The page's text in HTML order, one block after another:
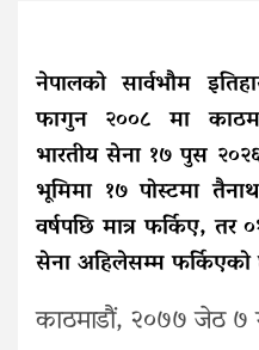
नेपालको सार्वभौम
फागुन २००८ मा
भारतीय सेना १७ पुस
भूमिमा १७ पोस्टमा
वर्षपछि मात्र फर्किए,
सेना अहिलेसम्म
काठमाडौं, २०७७ जेठ ७